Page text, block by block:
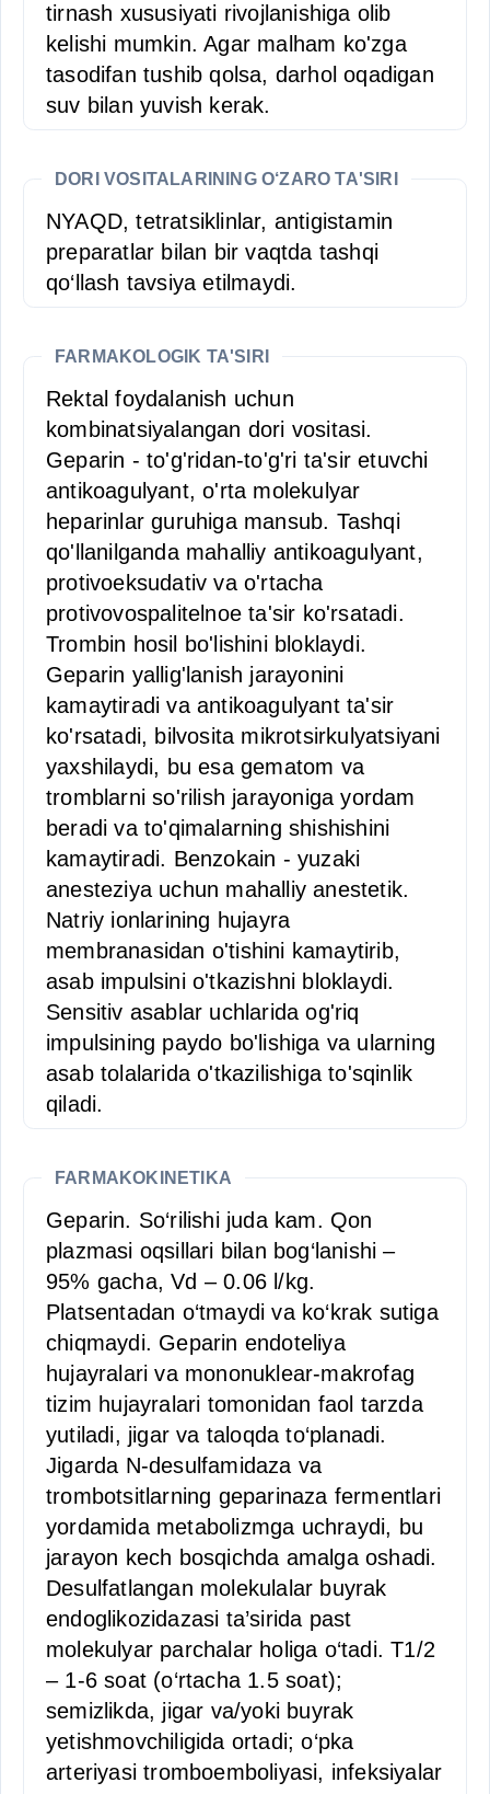
tirnash xususiyati rivojlanishiga olib
kelishi mumkin. Agar malham ko'zga
tasodifan tushib qolsa, darhol oqadigan
suv bilan yuvish kerak.
DORI VOSITALARINING O‘ZARO TA'SIRI
NYAQD, tetratsiklinlar, antigistamin
preparatlar bilan bir vaqtda tashqi
qo‘llash tavsiya etilmaydi.
FARMAKOLOGIK TA'SIRI
Rektal foydalanish uchun
kombinatsiyalangan dori vositasi.
Geparin - to'g'ridan-to'g'ri ta'sir etuvchi
antikoagulyant, o'rta molekulyar
heparinlar guruhiga mansub. Tashqi
qo'llanilganda mahalliy antikoagulyant,
protivoeksudativ va o'rtacha
protivovospalitelnoe ta'sir ko'rsatadi.
Trombin hosil bo'lishini bloklaydi.
Geparin yallig'lanish jarayonini
kamaytiradi va antikoagulyant ta'sir
ko'rsatadi, bilvosita mikrotsirkulyatsiyani
yaxshilaydi, bu esa gematom va
tromblarni so'rilish jarayoniga yordam
beradi va to'qimalarning shishishini
kamaytiradi. Benzokain - yuzaki
anesteziya uchun mahalliy anestetik.
Natriy ionlarining hujayra
membranasidan o'tishini kamaytirib,
asab impulsini o'tkazishni bloklaydi.
Sensitiv asablar uchlarida og'riq
impulsining paydo bo'lishiga va ularning
asab tolalarida o'tkazilishiga to'sqinlik
qiladi.
FARMAKOKINETIKA
Geparin. So‘rilishi juda kam. Qon
plazmasi oqsillari bilan bog‘lanishi –
95% gacha, Vd – 0.06 l/kg.
Platsentadan o‘tmaydi va ko‘krak sutiga
chiqmaydi. Geparin endoteliya
hujayralari va mononuklear-makrofag
tizim hujayralari tomonidan faol tarzda
yutiladi, jigar va taloqda to‘planadi.
Jigarda N-desulfamidaza va
trombotsitlarning geparinaza fermentlari
yordamida metabolizmga uchraydi, bu
jarayon kech bosqichda amalga oshadi.
Desulfatlangan molekulalar buyrak
endoglikozidazasi ta’sirida past
molekulyar parchalar holiga o‘tadi. T1/2
– 1-6 soat (o‘rtacha 1.5 soat);
semizlikda, jigar va/yoki buyrak
yetishmovchiligida ortadi; o‘pka
arteriyasi tromboemboliyasi, infeksiyalar